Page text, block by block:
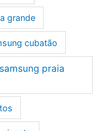
grande
cubatão
praia